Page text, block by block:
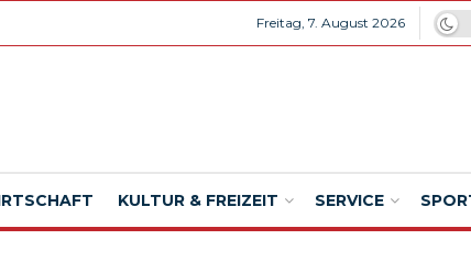
Freitag, 7. August 2026
KULTUR & FREIZEIT SERVICE